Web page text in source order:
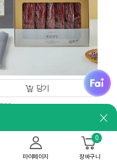
담기
함]
물세트특가]제일명인 한우
269,192원
fai
마이페이지 장바구니
0